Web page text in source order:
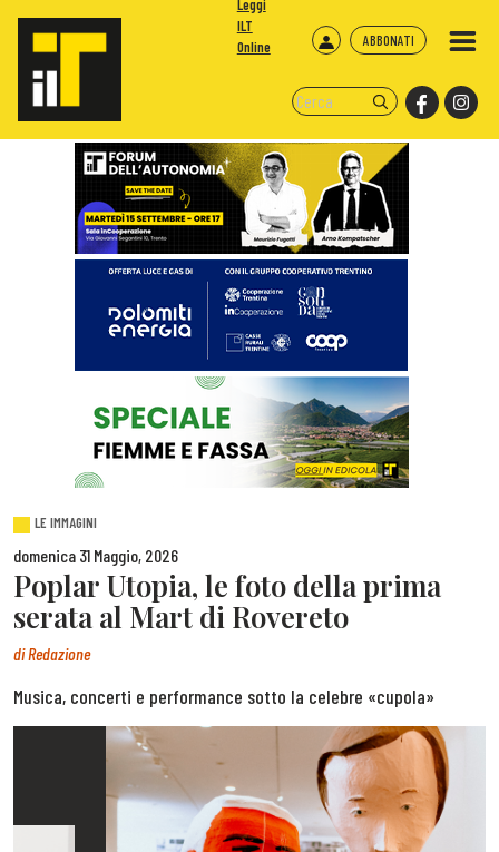
ABBONATI
Leggi
ILT
Online
LE IMMAGINI
domenica 31 Maggio, 2026
Poplar Utopia, le foto della prima
serata al Mart di Rovereto
diRedazione
Musica, concerti e performance sotto la celebre «cupola»